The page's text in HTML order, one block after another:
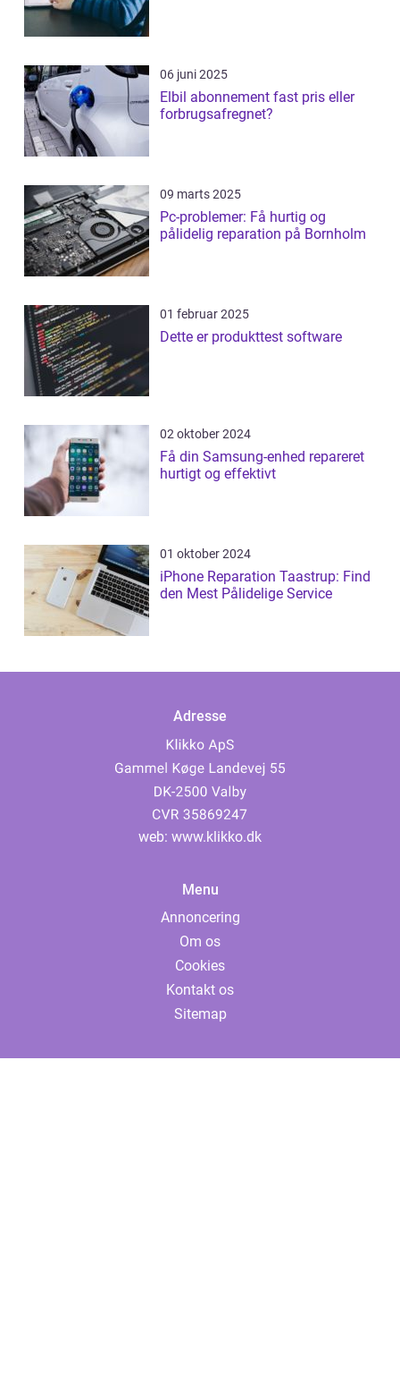
06 juni 2025
Elbil abonnement fast pris eller
forbrugsafregnet?
09 marts 2025
Pc-problemer: Få hurtig og
pålidelig reparation på Bornholm
01 februar 2025
Dette er produkttest software
02 oktober 2024
Få din Samsung-enhed repareret
hurtigt og effektivt
01 oktober 2024
iPhone Reparation Taastrup: Find
den Mest Pålidelige Service
Adresse
web: www.klikko.dk
Menu
Annoncering
Om os
Cookies
Kontakt os
Sitemap